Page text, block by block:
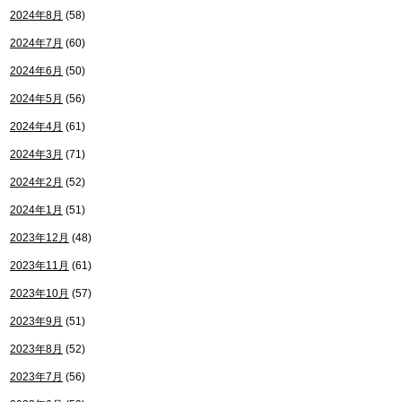
2024年8月 (58)
2024年7月 (60)
2024年6月 (50)
2024年5月 (56)
2024年4月 (61)
2024年3月 (71)
2024年2月 (52)
2024年1月 (51)
2023年12月 (48)
2023年11月 (61)
2023年10月 (57)
2023年9月 (51)
2023年8月 (52)
2023年7月 (56)